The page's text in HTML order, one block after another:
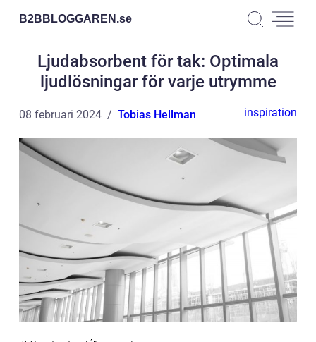
B2BBLOGGAREN.se
Ljudabsorbent för tak: Optimala
ljudlösningar för varje utrymme
08 februari 2024 Tobias Hellman inspiration